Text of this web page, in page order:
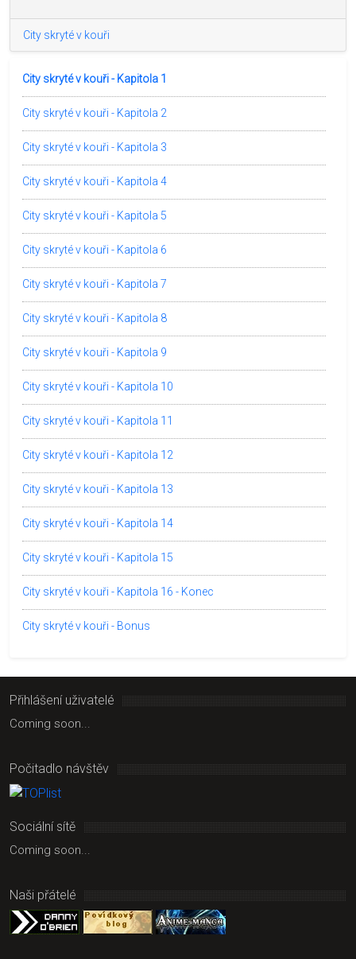
City skryté v kouři
City skryté v kouři - Kapitola 1
City skryté v kouři - Kapitola 2
City skryté v kouři - Kapitola 3
City skryté v kouři - Kapitola 4
City skryté v kouři - Kapitola 5
City skryté v kouři - Kapitola 6
City skryté v kouři - Kapitola 7
City skryté v kouři - Kapitola 8
City skryté v kouři - Kapitola 9
City skryté v kouři - Kapitola 10
City skryté v kouři - Kapitola 11
City skryté v kouři - Kapitola 12
City skryté v kouři - Kapitola 13
City skryté v kouři - Kapitola 14
City skryté v kouři - Kapitola 15
City skryté v kouři - Kapitola 16 - Konec
City skryté v kouři - Bonus
Přihlášení uživatelé
Coming soon...
Počitadlo návštěv
Sociální sítě
Coming soon...
Naši přátelé